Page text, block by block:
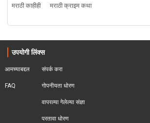
मराठी काहीही
मराठी क्राइम कथा
उपयोगी लिंक्स
आमच्याबद्दल
FAQ
संपर्क करा
गोपनीयता धोरण
वापरल्या गेलेल्या संज्ञा
परतावा धोरण